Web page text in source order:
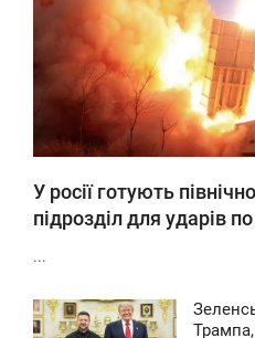
У росії готують
підрозділ для ударів по
...